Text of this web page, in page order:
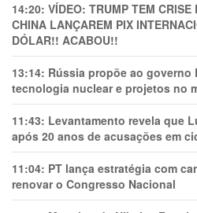
14:20: VÍDEO: TRUMP TEM
CHINA LANÇAREM PIX
DÓLAR!! ACABOU!!
13:14: Rússia propõe ao governo
tecnologia nuclear e projetos no
11:43: Levantamento revela que
após 20 anos de acusações em
11:04: PT lança estratégia com
renovar o Congresso Nacional